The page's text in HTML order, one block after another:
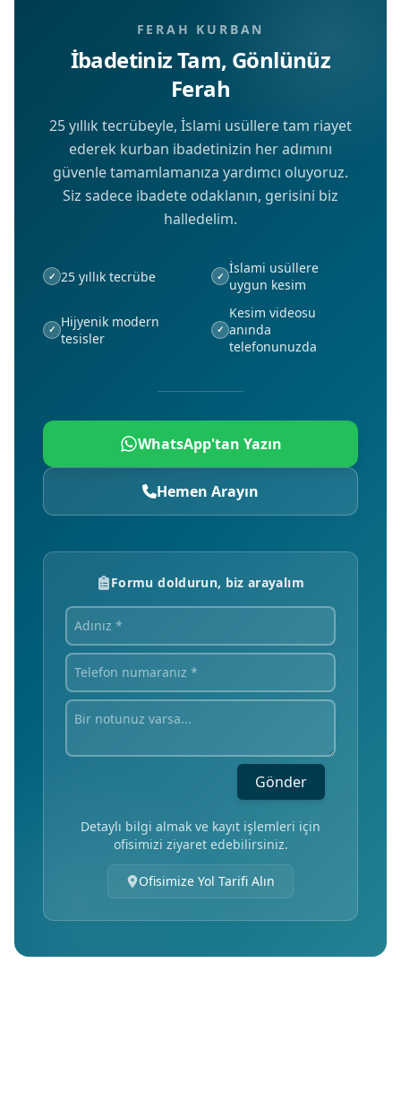
FERAH KURBAN
İbadetiniz Tam, Gönlünüz
Ferah
25 yıllık tecrübeyle, İslami usüllere tam riayet
ederek kurban ibadetinizin her adımını
güvenle tamamlamanıza yardımcı oluyoruz.
Siz sadece ibadete odaklanın, gerisini biz
halledelim.
✓ 25 yıllık tecrübe ✓ İslami usüllere
uygun kesim
✓ Hijyenik modern
tesisler
✓
Kesim videosu
anında
telefonunuzda
WhatsApp'tan Yazın
Hemen Arayın
Formu doldurun, biz arayalım
Gönder
Detaylı bilgi almak ve kayıt işlemleri için
ofisimizi ziyaret edebilirsiniz.
Ofisimize Yol Tarifi Alın